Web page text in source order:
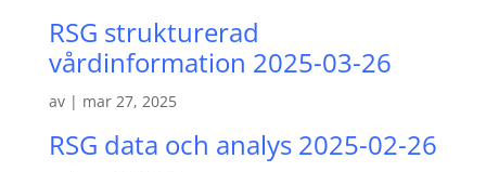
RSG strukturerad
vårdinformation 2025-03-26
av | mar 27, 2025
RSG data och analys 2025-02-26